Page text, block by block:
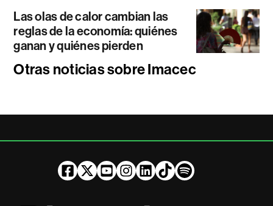
Las olas de calor cambian las
reglas de la economía: quiénes
ganan y quiénes pierden
Otras noticias sobre Imacec